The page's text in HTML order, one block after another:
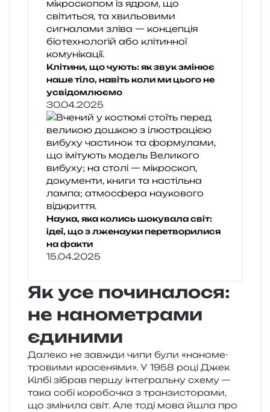
Клітини, що чують: як звук змінює
наше тіло, навіть коли ми цього не
усвідомлюємо
30.04.2025
Наука, яка колись шокувала світ:
ідеї, що з лженауки перетворилися
на факти
15.04.2025
Як усе починалося:
не нанометрами
єдиними
Далеко не зав­жди чипи були «нано­ме­
тро­ви­ми кра­се­ня­ми». У 1958 році Джек
Кілбі зібрав першу інте­граль­ну схему —
така собі коро­бо­чка з тран­зи­сто­ра­ми,
що змі­ни­ла світ. Але тоді мова йшла про